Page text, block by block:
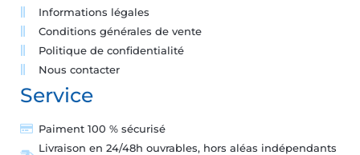
Informations légales
Conditions générales de vente
Politique de confidentialité
Nous contacter
Service
Paiment 100 % sécurisé
Livraison en 24/48h ouvrables, hors aléas indépendants